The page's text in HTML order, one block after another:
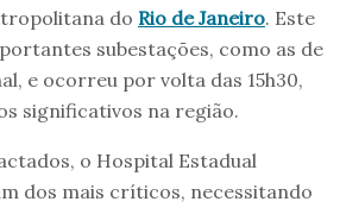
do Rio de Janeiro. Este
subestações, como as de
e ocorreu por volta das 15h30,
significativos na região.
o Hospital Estadual
dos mais críticos, necessitando